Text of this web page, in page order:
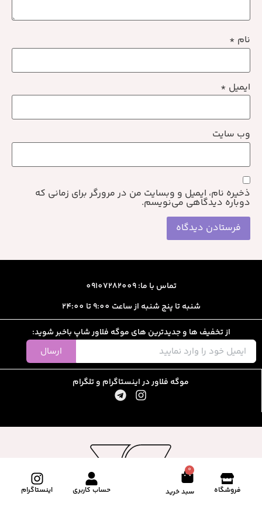
نام *
ایمیل *
وب‌ سایت
ذخیره نام، ایمیل و وبسایت من در مرورگر برای زمانی که
دوباره دیدگاهی می‌نویسم.
تماس با ما: 09107282009
شنبه تا پنج شنبه از ساعت 9:00 تا 24:00
از تخفیف ها و جدیدترین های موگه فلاور شاپ باخبر شوید:
ارسال
موگه فلاور در اینستاگرام و تلگرام
فروشگاه
0
سبد خرید حساب کاربری اینستاگرام